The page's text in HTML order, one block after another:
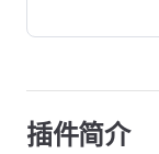
插件简介